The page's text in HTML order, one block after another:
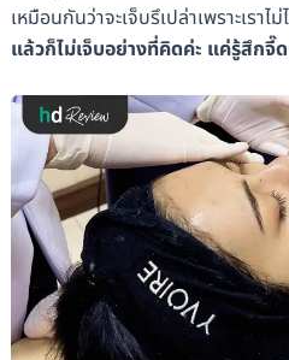
เหมือนกันว่าจะเจ็บรึเปล่าเพราะเรา
แล้วก็ไม่เจ็บอย่างที่คิดค่ะ แค่รู้สึกจี๊